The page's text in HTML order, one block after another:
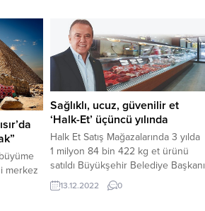
ve
Ocak-
yılın
tavuk
%8,7,
arasında düzenlenen ve özellikle
işlenmiş katma değerli doğaltaş
ürünlerinin ithalatçılarının ve
mimarların yoğun ilgi gösterdiği
Avrupa’nın en büyük doğaltaş fuarı
Marmomac 2022 International...
merkez
Sağlıklı, ucuz, güvenilir et
‘Halk-Et’ üçüncü yılında
Halk Et Satış Mağazalarında 3 yılda
1 milyon 84 bin 422 kg et ürünü
satıldı Büyükşehir Belediye Başkanı
Muhittin Böcek’in, Antalyalıları
uygun, sağlıklı ve kaliteli etle
13.12.2022 0